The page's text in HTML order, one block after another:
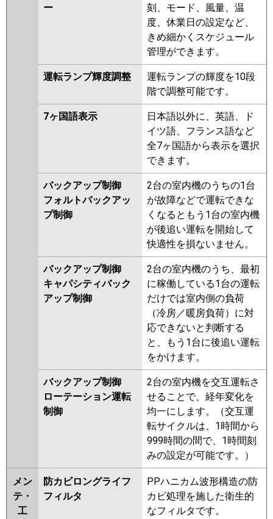
ー
刻、モード、風量、温
度、休業日の設定など、
きめ細かくスケジュール
管理ができます。
運転ランプ輝度調整
運転ランプの輝度を10段
階で調整可能です。
7ヶ国語表示
日本語以外に、英語、ド
イツ語、フランス語など
全7ヶ国語から表示を選択
できます。
バックアップ制御
フォルトバックアッ
プ制御
2台の室内機のうちの1台
が故障などで運転できな
くなるともう1台の室内機
が後追い運転を開始して
快適性を損ないません。
バックアップ制御
キャパシティバック
アップ制御
2台の室内機のうち、最初
に稼働している1台の運転
だけでは室内側の負荷
（冷房／暖房負荷）に対
応できないと判断する
と、もう1台に後追い運転
をかけます。
バックアップ制御
ローテーション運転
制御
2台の室内機を交互運転さ
せることで、経年変化を
均一にします。（交互運
転サイクルは、1時間から
999時間の間で、1時間刻
みの設定が可能です。）
メン
テ・
工
防カビロングライフ
フィルタ
PPハニカム波形構造の防
カビ処理を施した衛生的
なフィルタです。